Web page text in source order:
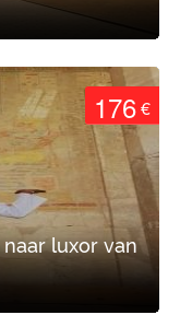
176€
luxor van